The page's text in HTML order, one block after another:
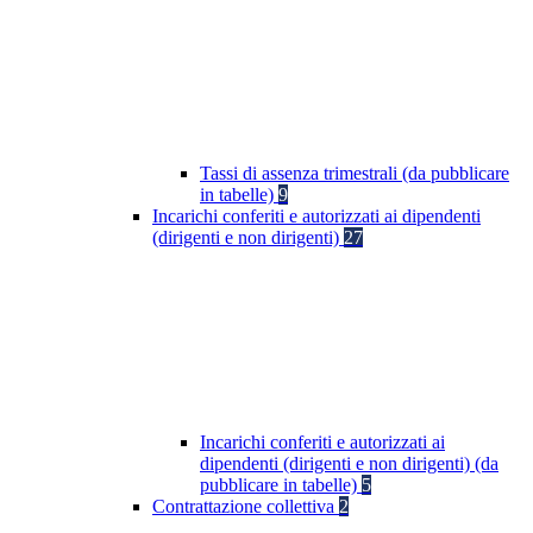
Tassi di assenza trimestrali (da pubblicare
in tabelle) 9
Incarichi conferiti e autorizzati ai dipendenti
(dirigenti e non dirigenti) 27
Incarichi conferiti e autorizzati ai
dipendenti (dirigenti e non dirigenti) (da
pubblicare in tabelle) 5
Contrattazione collettiva 2